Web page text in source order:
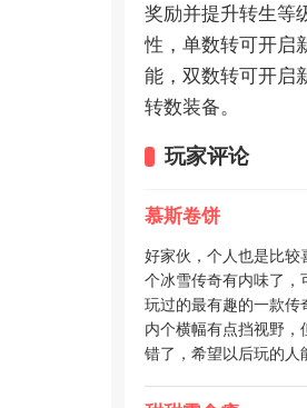
奖励并提升转生等
性，单数转可开启
能，双数转可开启
转数装备。
玩家评论
慕斯卷饼
好家伙，个人也是比较
个冰雪传奇有内味了，
玩过的最有趣的一款传
内个横幅有点挡视野，
错了，希望以后玩的人